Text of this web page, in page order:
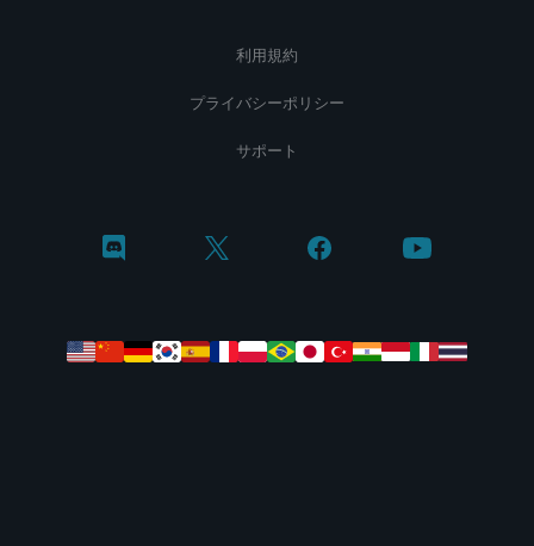
利用規約
プライバシーポリシー
サポート